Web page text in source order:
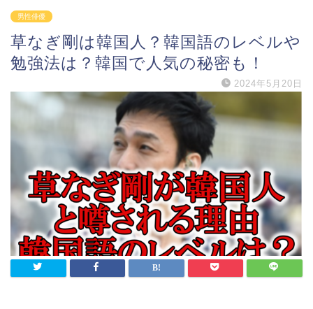
男性俳優
草なぎ剛は韓国人？韓国語のレベルや
勉強法は？韓国で人気の秘密も！
2024年5月20日